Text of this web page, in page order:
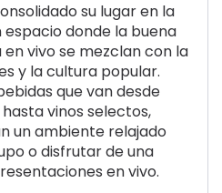
su lugar en la
donde la buena
vivo se mezclan con la
y la cultura popular.
que van desde
vinos selectos,
un ambiente relajado
o disfrutar de una
en vivo.